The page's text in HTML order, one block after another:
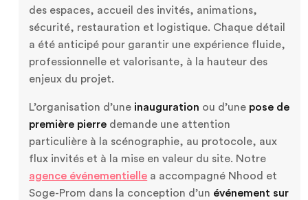
des espaces, accueil des invités, animations,
sécurité, restauration et logistique. Chaque détail
a été anticipé pour garantir une expérience fluide,
professionnelle et valorisante, à la hauteur des
enjeux du projet.
L’organisation d’une inauguration ou d’une pose de
première pierre demande une attention
particulière à la scénographie, au protocole, aux
flux invités et à la mise en valeur du site. Notre
agence événementielle a accompagné Nhood et
Soge-Prom dans la conception d’un événement sur